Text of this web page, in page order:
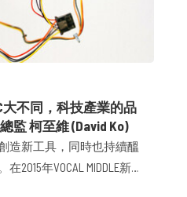
大不同，科技產業的品
監 柯至維 (David Ko)
造新工具，同時也持續醞
2015年VOCAL MIDDLE新